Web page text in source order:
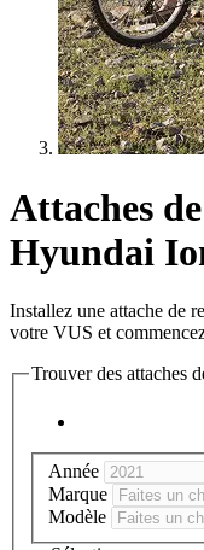
Attaches
Hyundai
Installez une attache de
votre VUS et
Trouver des attaches
Année
Marque
Modèle